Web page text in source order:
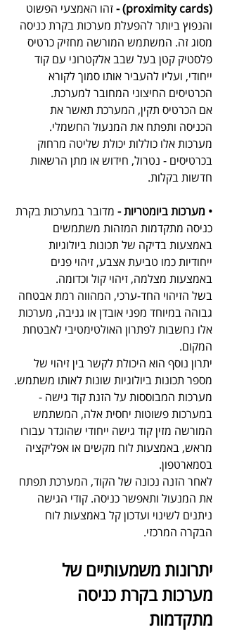
(proximity cards) -
זהו האמצעי הפשוט
והנפוץ ביותר להפעלת מערכות בקרת כניסה
מסוג זה. המשתמש המורשה מחזיק כרטיס
פלסטיק קטן בעל שבב אלקטרוני עם קוד
ייחודי, ועליו להעביר אותו סמוך לקורא
הכרטיסים החיצוני המחובר למערכת.
אם הכרטיס תקין, המערכת תאשר את
הכניסה ותפתח את המנעול החשמלי.
מערכות אלו כוללות יכולת שליטה מרחוק
בכרטיסים - נטרול, חידוש או מתן הרשאות
חדשות בקלות.
• מערכות ביומטריות - מדובר במערכות בקרת
כניסה מתקדמות המזהות משתמשים
באמצעות בדיקה של תכונות ביולוגיות
ייחודיות כמו טביעת אצבע, זיהוי פנים
באמצעות מצלמה, זיהוי קול וכדומה.
בשל הזיהוי החד-ערכי, המהווה רמת אבטחה
גבוהה במיוחד מפני אובדן או גניבה, מערכות
אלו נחשבות לפתרון האולטימטיבי לאבטחת
המקום.
יתרון נוסף הוא היכולת לקשר בין זיהוי של
מספר תכונות ביולוגיות שונות לאותו משתמש.
מערכות המבוססות על הזנת קוד גישה -
במערכות פשוטות יחסית אלה, המשתמש
המורשה מזין קוד גישה ייחודי שהוגדר עבורו
מראש, באמצעות לוח מקשים או אפליקציה
בסמארטפון.
לאחר הזנה נכונה של הקוד, המערכת תפתח
את המנעול ותאפשר כניסה. קודי הגישה
ניתנים לשינוי ועדכון קל באמצעות לוח
הבקרה המרכזי.
יתרונות משמעותיים של
מערכות בקרת כניסה
מתקדמות